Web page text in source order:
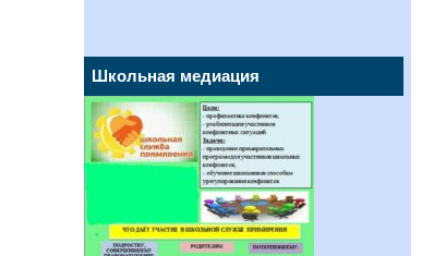
Школьная медиация